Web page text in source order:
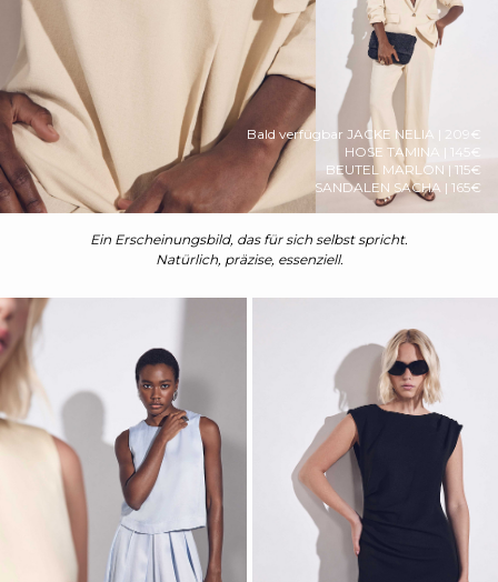
Bald verfügbar JACKE NELIA | 209€
HOSE TAMINA | 145€
BEUTEL MARLON | 115€
SANDALEN SACHA | 165€
Ein Erscheinungsbild, das für sich selbst spricht.
Natürlich, präzise, essenziell.